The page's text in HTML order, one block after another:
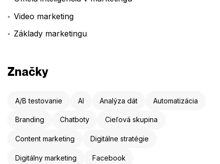
Video marketing
Základy marketingu
Značky
A/B testovanie AI Analýza dát Automatizácia
Branding Chatboty Cieľová skupina
Content marketing Digitálne stratégie
Digitálny marketing Facebook